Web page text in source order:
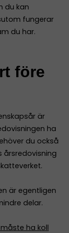
du kan
fungerar
du har.
före
är
ha
du också
är egentligen
delar.
ha koll